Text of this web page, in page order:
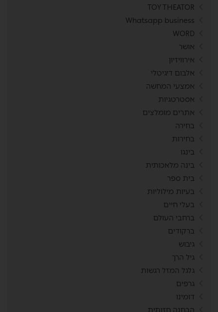
TOY THEATOR
Whatsapp business
WORD
אושר
אירוויזיון
אלבום דיגיטלי
אמצעי המחשה
אסטרטגיות
אתרים מומלצים
בחירה
בחירות
בינגו
בינה מלאכותית
בית ספר
בעיות מילוליות
בעלי חיים
ברחבי העולם
ברקודים
גיבוש
גיל הרך
גלגל המזל רגשות
גרפים
דומינו